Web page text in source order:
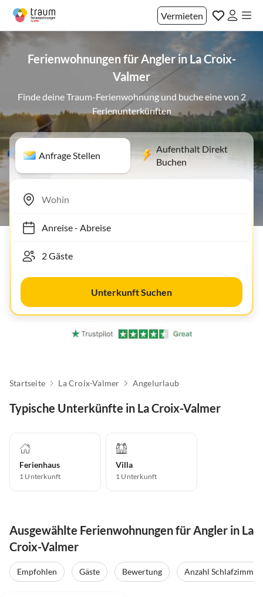
Vermieten
Ferienwohnungen für Angler in La Croix-
Valmer
Finde deine Traum-Ferienwohnung und buche eine von 2
Ferienunterkünften
Anfrage Stellen
Aufenthalt Direkt
Buchen
Anreise- Abreise
Unterkunft Suchen
Startseite La Croix-Valmer Angelurlaub
Typische Unterkünfte in La Croix-Valmer
Ferienhaus
1 Unterkunft
Villa
1 Unterkunft
Ausgewählte Ferienwohnungen für Angler in La
Croix-Valmer
Empfohlen Gäste Bewertung Anzahl Schlafzimmer
Top-Inserat